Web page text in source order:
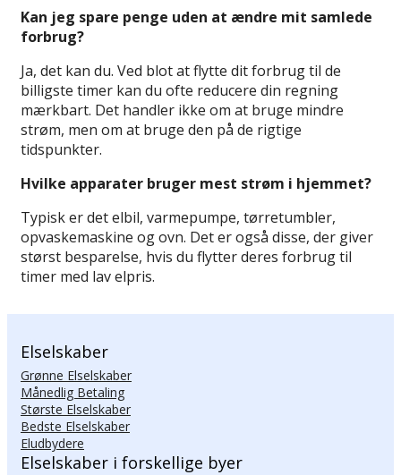
Kan jeg spare penge uden at ændre mit samlede
forbrug?
Ja, det kan du. Ved blot at flytte dit forbrug til de
billigste timer kan du ofte reducere din regning
mærkbart. Det handler ikke om at bruge mindre
strøm, men om at bruge den på de rigtige
tidspunkter.
Hvilke apparater bruger mest strøm i hjemmet?
Typisk er det elbil, varmepumpe, tørretumbler,
opvaskemaskine og ovn. Det er også disse, der giver
størst besparelse, hvis du flytter deres forbrug til
timer med lav elpris.
Elselskaber
Grønne Elselskaber
Månedlig Betaling
Største Elselskaber
Bedste Elselskaber
Eludbydere
Elselskaber i forskellige byer